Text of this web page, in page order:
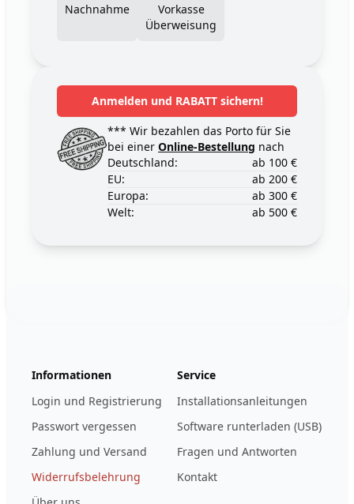
Nachnahme
Vorkasse
Überweisung
Anmelden und RABATT sichern!
*** Wir bezahlen das Porto für Sie
bei einer Online-Bestellung nach
Deutschland:
ab 100 €
EU:
ab 200 €
Europa:
ab 300 €
Welt:
ab 500 €
Informationen
Login und Registrierung
Passwort vergessen
Zahlung und Versand
Widerrufsbelehrung
Service
Installationsanleitungen
Software runterladen (USB)
Fragen und Antworten
Kontakt